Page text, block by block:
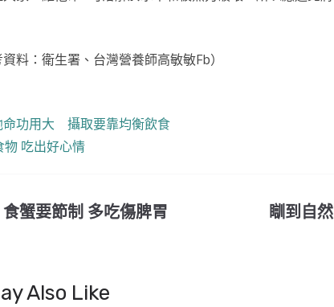
資料：衛生署、台灣營養師高敏敏Fb）
命功用大 攝取要靠均衡飲食
物 吃出好心情
食蟹要節制 多吃傷脾胃
瞓到自
Also Like